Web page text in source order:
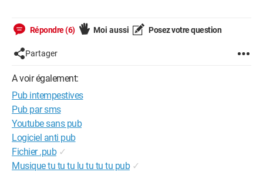
Répondre (6) Moi aussi Posez votre question
Partager
A voir également:
Pub intempestives
Pub par sms
Youtube sans pub
Logiciel anti pub
Fichier .pub ✓
Musique tu tu tu lu tu tu tu pub ✓